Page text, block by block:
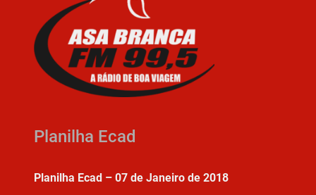
Planilha Ecad
Planilha Ecad – 07 de Janeiro de 2018